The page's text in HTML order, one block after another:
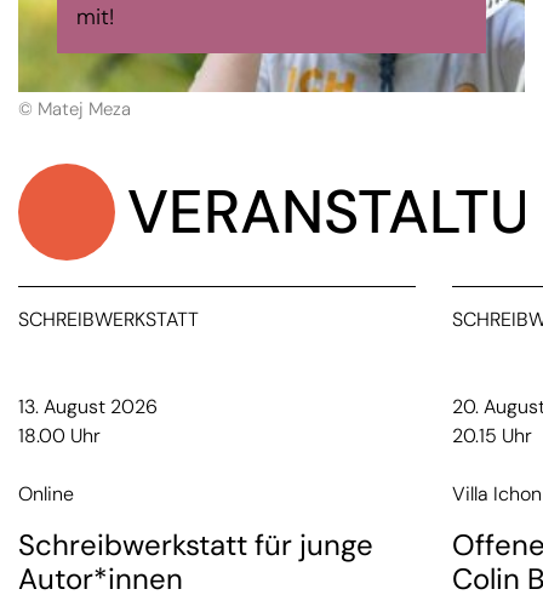
mit!
© Matej Meza
SCHREIBWERKSTATT
13. August 2026
18.00 Uhr
Online
Schreibwerkstatt für junge
Autor*innen
20.
20.15 Uhr
Villa Ichon
Colin